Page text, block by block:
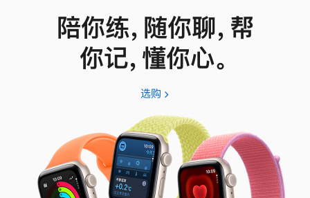
陪你练，随你聊，帮
你记，懂你心。
选购 Apple
SE
3